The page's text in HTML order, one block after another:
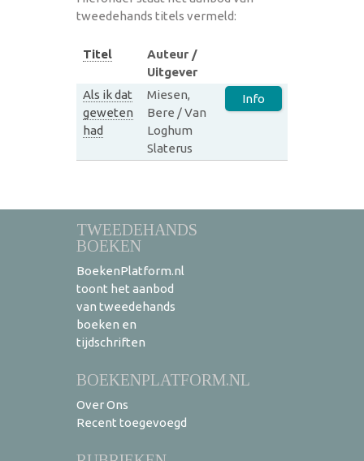
tweedehands titels vermeld:
Titel
Auteur /
Uitgever
Als ik dat
geweten
had
Miesen,
Bere / Van
Loghum
Slaterus
Info
TWEEDEHANDS
BOEKEN
BoekenPlatform.nl
toont het aanbod
van tweedehands
boeken en
tijdschriften
BOEKENPLATFORM.NL
Over Ons
Recent toegevoegd